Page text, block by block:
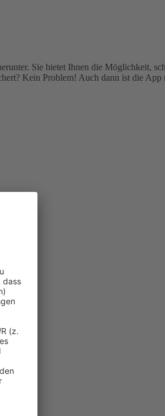
Sie bietet Ihnen die Möglichkeit,
Kein Problem! Auch dann ist die App